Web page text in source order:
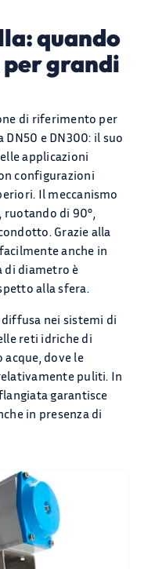
quando
per grandi
di riferimento per
e DN300: il suo
applicazioni
configurazioni
Il meccanismo
ruotando di 90°,
Grazie alla
anche in
di diametro è
alla sfera.
nei sistemi di
reti idriche di
dove le
puliti. In
garantisce
in presenza di